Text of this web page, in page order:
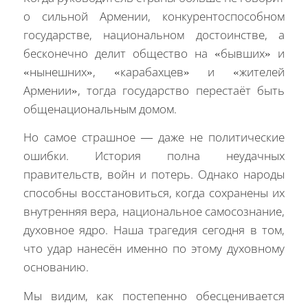
о сильной Армении, конкурентоспособном
государстве, национальном достоинстве, а
бесконечно делит общество на «бывших» и
«нынешних», «карабахцев» и «жителей
Армении», тогда государство перестаёт быть
общенациональным домом.
Но самое страшное — даже не политические
ошибки. История полна неудачных
правительств, войн и потерь. Однако народы
способны восстановиться, когда сохранены их
внутренняя вера, национальное самосознание,
духовное ядро. Наша трагедия сегодня в том,
что удар нанесён именно по этому духовному
основанию.
Мы видим, как постепенно обесценивается